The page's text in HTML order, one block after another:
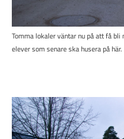
Tomma lokaler väntar nu på att få
elever som senare ska husera på här.